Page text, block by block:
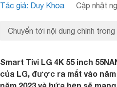
Tác giả: Duy Khoa Cập nhật
Chuyển tới nội dung chính trong
Smart Tivi LG 4K 55 inch
của LG, được ra mắt vào